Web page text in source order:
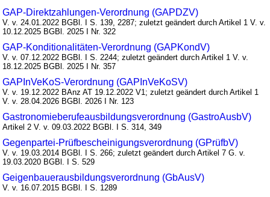
GAP-Direktzahlungen-Verordnung (GAPDZV)
V. v. 24.01.2022 BGBl. I S. 139, 2287; zuletzt geändert durch Artikel 1 V. v.
10.12.2025 BGBl. 2025 I Nr. 322
GAP-Konditionalitäten-Verordnung (GAPKondV)
V. v. 07.12.2022 BGBl. I S. 2244; zuletzt geändert durch Artikel 1 V. v.
18.12.2025 BGBl. 2025 I Nr. 357
GAPInVeKoS-Verordnung (GAPInVeKoSV)
V. v. 19.12.2022 BAnz AT 19.12.2022 V1; zuletzt geändert durch Artikel 1
V. v. 28.04.2026 BGBl. 2026 I Nr. 123
Gastronomieberufeausbildungsverordnung (GastroAusbV)
Artikel 2 V. v. 09.03.2022 BGBl. I S. 314, 349
Gegenpartei-Prüfbescheinigungsverordnung (GPrüfbV)
V. v. 19.03.2014 BGBl. I S. 266; zuletzt geändert durch Artikel 7 G. v.
19.03.2020 BGBl. I S. 529
Geigenbauerausbildungsverordnung (GbAusV)
V. v. 16.07.2015 BGBl. I S. 1289